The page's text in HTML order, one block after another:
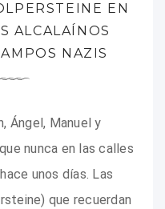
EN
ALCALAÍNOS
NAZIS
Ángel, Manuel y
nunca en las calles
unos días. Las
que recuerdan